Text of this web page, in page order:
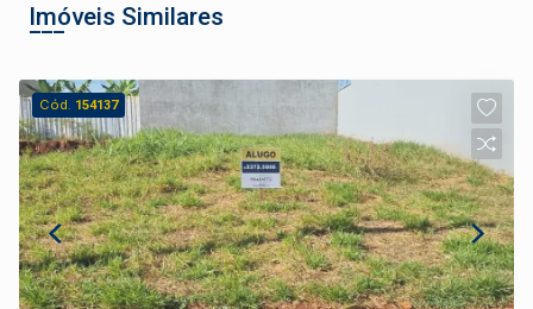
Imóveis Similares
Cód. 154137